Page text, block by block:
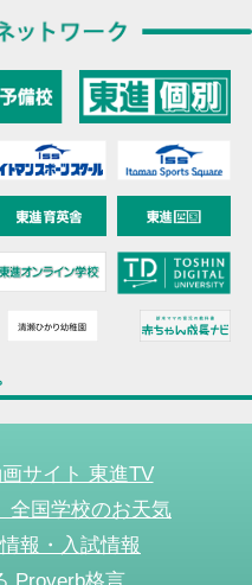
サイト 東進TV
全国学校のお天気
報・入試情報